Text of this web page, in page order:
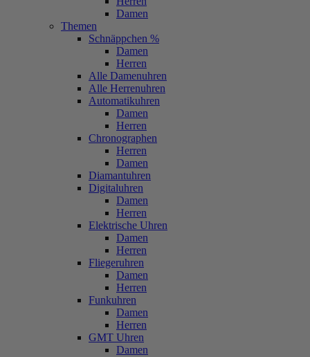
Damen
Themen
Schnäppchen %
Damen
Herren
Alle Damenuhren
Alle Herrenuhren
Automatikuhren
Damen
Herren
Chronographen
Herren
Damen
Diamantuhren
Digitaluhren
Damen
Herren
Elektrische Uhren
Damen
Herren
Fliegeruhren
Damen
Herren
Funkuhren
Damen
Herren
GMT Uhren
Damen